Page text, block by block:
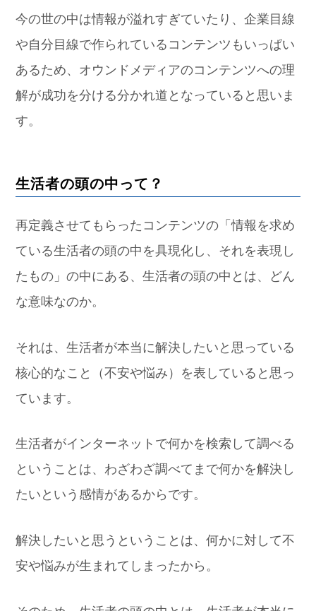
今の世の中は情報が溢れすぎていたり、企業目線
や自分目線で作られているコンテンツもいっぱい
あるため、オウンドメディアのコンテンツへの理
解が成功を分ける分かれ道となっていると思いま
す。
生活者の頭の中って？
再定義させてもらったコンテンツの「情報を求め
ている生活者の頭の中を具現化し、それを表現し
たもの」の中にある、生活者の頭の中とは、どん
な意味なのか。
それは、生活者が本当に解決したいと思っている
核心的なこと（不安や悩み）を表していると思っ
ています。
生活者がインターネットで何かを検索して調べる
ということは、わざわざ調べてまで何かを解決し
たいという感情があるからです。
解決したいと思うということは、何かに対して不
安や悩みが生まれてしまったから。